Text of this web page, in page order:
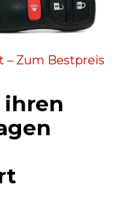
– Zum Bestpreis
ihren